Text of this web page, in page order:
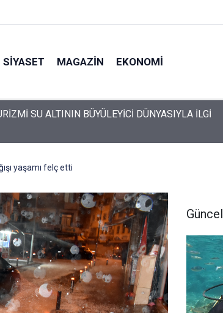
SIYASET MAGAZIN EKONOMI
plaja girebilmek için emeklemek zorunda kaldı
yaşamı felç etti
Güncel